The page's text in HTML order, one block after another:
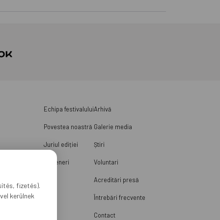
Echipa festivalului
Povestea noastră
Juriul ediției
Parteneri
Arhivă
Galerie media
Știri
Voluntari
Acreditări presă
Întrebări frecvente
Contact
fizetés).
kerülnek